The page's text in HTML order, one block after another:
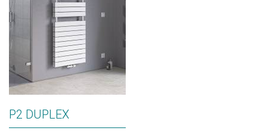
P2 DUPLEX